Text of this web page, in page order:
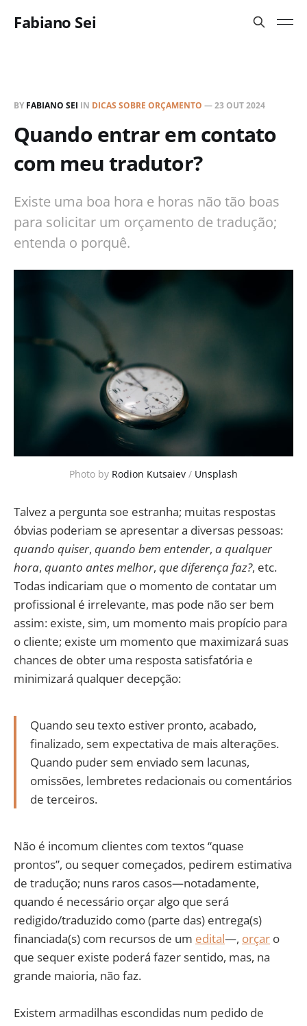
Fabiano Sei
BY FABIANO SEI IN DICAS SOBRE ORÇAMENTO —23 OUT 2024
Quando entrar em contato
com meu tradutor?
Existe uma boa hora e horas não tão boas
para solicitar um orçamento de tradução;
entenda o porquê.
Photo by Rodion Kutsaiev / Unsplash
Talvez a pergunta soe estranha; muitas respostas
óbvias poderiam se apresentar a diversas pessoas:
quando quiser, quando bem entender, a qualquer
hora, quanto antes melhor, que diferença faz?, etc.
Todas indicariam que o momento de contatar um
profissional é irrelevante, mas pode não ser bem
assim: existe, sim, um momento mais propício para
o cliente; existe um momento que maximizará suas
chances de obter uma resposta satisfatória e
minimizará qualquer decepção:
Quando seu texto estiver pronto, acabado,
finalizado, sem expectativa de mais alterações.
Quando puder sem enviado sem lacunas,
omissões, lembretes redacionais ou comentários
de terceiros.
Não é incomum clientes com textos “quase
prontos”, ou sequer começados, pedirem estimativa
de tradução; nuns raros casos—notadamente,
quando é necessário orçar algo que será
redigido/traduzido como (parte das) entrega(s)
financiada(s) com recursos de um edital—, orçar o
que sequer existe poderá fazer sentido, mas, na
grande maioria, não faz.
Existem armadilhas escondidas num pedido de